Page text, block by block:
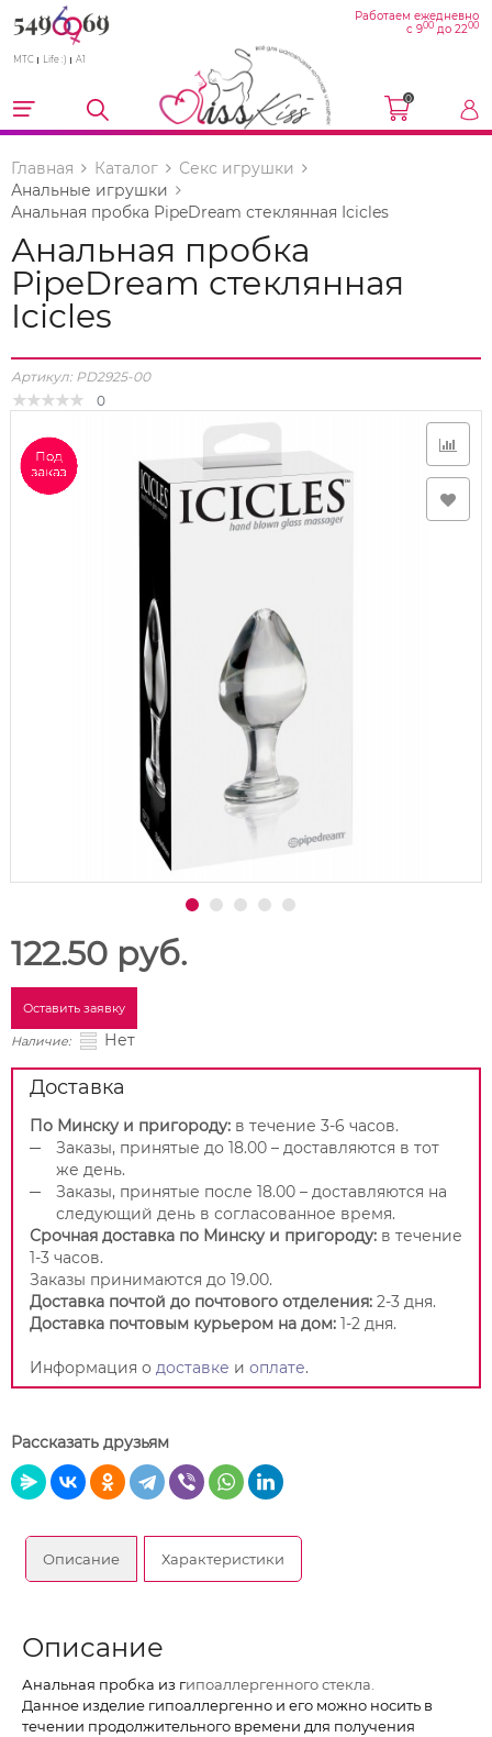
МТС Life :) A1
Работаем ежедневно
с 900 до 2200
0
Главная Каталог
Секс игрушки
Анальные игрушки
Анальная пробка PipeDream стеклянная Icicles
Анальная пробка
PipeDream стеклянная
Icicles
Артикул: PD2925-00
0
122.50 руб.
Оставить заявку
Наличие: Нет
Доставка
По Минску и пригороду: в течение 3-6 часов.
Заказы, принятые до 18.00 – доставляются в тот
же день.
Заказы, принятые после 18.00 – доставляются на
следующий день в согласованное время.
Срочная доставка по Минску и пригороду: в течение
1-3 часов.
Заказы принимаются до 19.00.
Доставка почтой до почтового отделения: 2-3 дня.
Доставка почтовым курьером на дом: 1-2 дня.
Информация о доставке и оплате.
Рассказать друзьям
Описание Характеристики
Описание
Анальная пробка из гипоаллергенного стекла.
Данное изделие гипоаллергенно и его можно носить в
течении продолжительного времени для получения